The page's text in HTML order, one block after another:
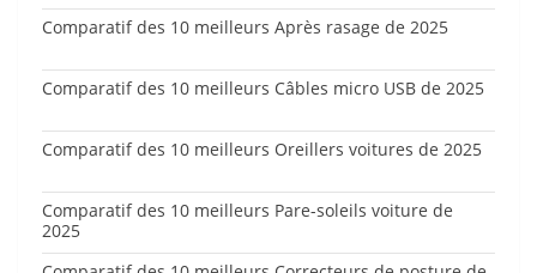
Comparatif des 10 meilleurs Après rasage de 2025
Comparatif des 10 meilleurs Câbles micro USB de 2025
Comparatif des 10 meilleurs Oreillers voitures de 2025
Comparatif des 10 meilleurs Pare-soleils voiture de
2025